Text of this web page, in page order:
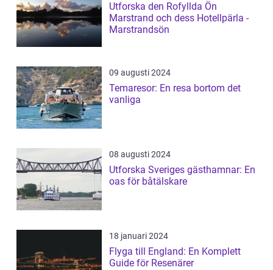
Utforska den Rofyllda Ön
Marstrand och dess Hotellpärla -
Marstrandsön
09 augusti 2024
Temaresor: En resa bortom det
vanliga
08 augusti 2024
Utforska Sveriges gästhamnar: En
oas för båtälskare
18 januari 2024
Flyga till England: En Komplett
Guide för Resenärer